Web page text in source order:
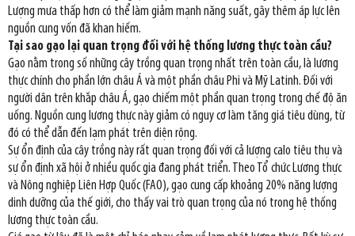
Lượng mưa thấp hơn có thể làm giảm mạnh năng suất, gây thêm áp lực lên
nguồn cung vốn đã khan hiếm.
Tại sao gạo lại quan trọng đối với hệ thống lương thực toàn cầu?
Gạo nằm trong số những cây trồng quan trọng nhất trên toàn cầu, là lương
thực chính cho phần lớn châu Á và một phần châu Phi và Mỹ Latinh. Đối với
người dân trên khắp châu Á, gạo chiếm một phần quan trọng trong chế độ ăn
uống. Nguồn cung lương thực này giảm có nguy cơ làm tăng giá tiêu dùng, từ
đó có thể dẫn đến lạm phát trên diện rộng.
Sự ổn định của cây trồng này rất quan trọng đối với cả lượng calo tiêu thụ và
sự ổn định xã hội ở nhiều quốc gia đang phát triển. Theo Tổ chức Lương thực
và Nông nghiệp Liên Hợp Quốc (FAO), gạo cung cấp khoảng 20% năng lượng
dinh dưỡng của thế giới, cho thấy vai trò quan trọng của nó trong hệ thống
lương thực toàn cầu.